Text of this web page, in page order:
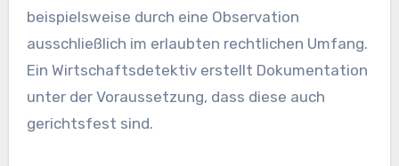
beispielsweise durch eine Observation
ausschließlich im erlaubten rechtlichen Umfang.
Ein Wirtschaftsdetektiv erstellt Dokumentation
unter der Voraussetzung, dass diese auch
gerichtsfest sind.